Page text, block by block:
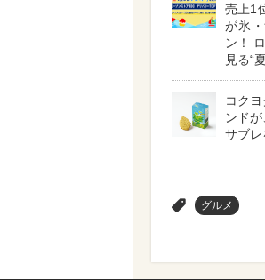
売上1
が氷
ン！
見る“
コク
ンド
サブレ
グルメ